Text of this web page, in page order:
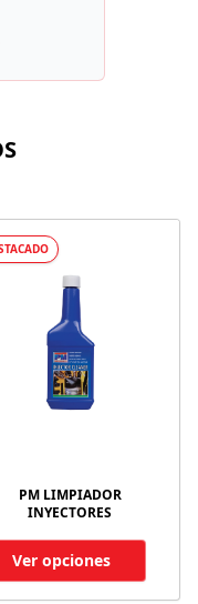
PM LIMPIADOR
INYECTORES
Ver opciones